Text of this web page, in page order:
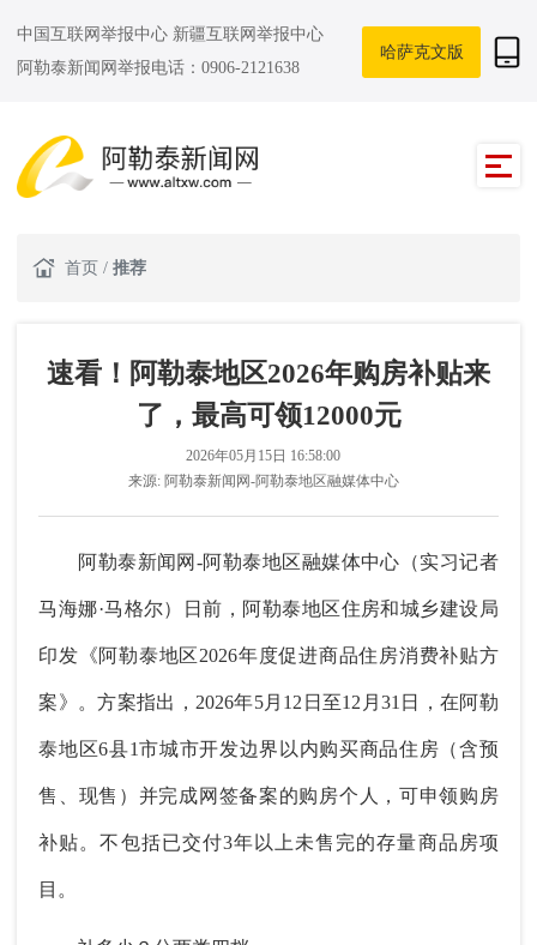
中国互联网举报中心 新疆互联网举报中心
阿勒泰新闻网举报电话：0906-2121638
哈萨克文版
首页 / 推荐
速看！阿勒泰地区2026年购房补贴来
了，最高可领12000元
2026年05月15日 16:58:00
来源: 阿勒泰新闻网-阿勒泰地区融媒体中心
阿勒泰新闻网-阿勒泰地区融媒体中心（实习记者
马海娜·马格尔）日前，阿勒泰地区住房和城乡建设局
印发《阿勒泰地区2026年度促进商品住房消费补贴方
案》。方案指出，2026年5月12日至12月31日，在阿勒
泰地区6县1市城市开发边界以内购买商品住房（含预
售、现售）并完成网签备案的购房个人，可申领购房
补贴。不包括已交付3年以上未售完的存量商品房项
目。